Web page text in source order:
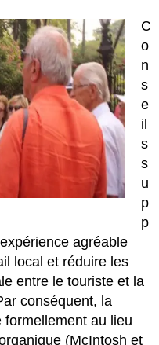
C
o
n
s
e
il
s
s
u
p
p
agréable
local et réduire les
entre le touriste et la
conséquent, la
au lieu
(McIntosh et